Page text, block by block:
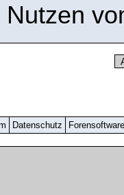
Datenschutz